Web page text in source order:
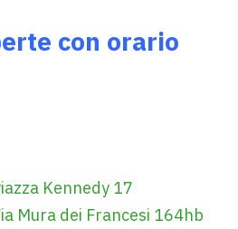
con orario
Kennedy 17
Mura dei Francesi 164hb